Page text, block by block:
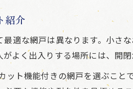
網戸購入前に知っておきた
メーカー対応表と網戸採寸
失敗しない網戸選びのためのポ
網戸購入でよくある失敗例
用途に合う網戸選びを成功
紹介
適な網戸は異なります。小さ
よく出入りする場所には、開
ット機能付きの網戸を選ぶこ